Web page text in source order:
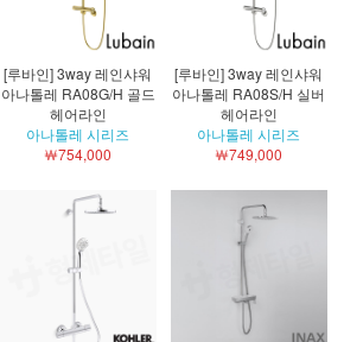
[루바인] 3way 레인샤워
아나톨레 RA08G/H 골드
헤어라인
아나톨레 시리즈
￦754,000
[루바인] 3way 레인샤워
아나톨레 RA08S/H 실버
헤어라인
아나톨레 시리즈
￦749,000